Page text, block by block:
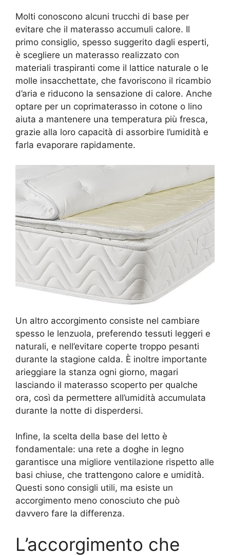
Molti conoscono alcuni trucchi di base per
evitare che il materasso accumuli calore. Il
primo consiglio, spesso suggerito dagli esperti,
è scegliere un materasso realizzato con
materiali traspiranti come il lattice naturale o le
molle insacchettate, che favoriscono il ricambio
d’aria e riducono la sensazione di calore. Anche
optare per un coprimaterasso in cotone o lino
aiuta a mantenere una temperatura più fresca,
grazie alla loro capacità di assorbire l’umidità e
farla evaporare rapidamente.
Un altro accorgimento consiste nel cambiare
spesso le lenzuola, preferendo tessuti leggeri e
naturali, e nell’evitare coperte troppo pesanti
durante la stagione calda. È inoltre importante
arieggiare la stanza ogni giorno, magari
lasciando il materasso scoperto per qualche
ora, così da permettere all’umidità accumulata
durante la notte di disperdersi.
Infine, la scelta della base del letto è
fondamentale: una rete a doghe in legno
garantisce una migliore ventilazione rispetto alle
basi chiuse, che trattengono calore e umidità.
Questi sono consigli utili, ma esiste un
accorgimento meno conosciuto che può
davvero fare la differenza.
L’accorgimento che